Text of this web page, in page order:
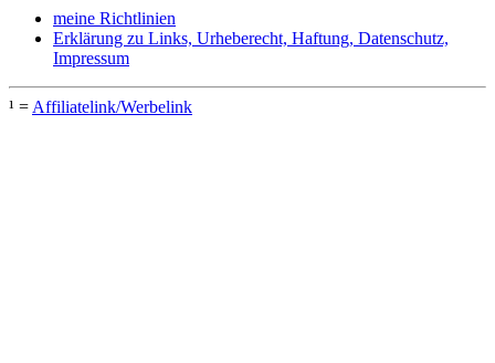
meine Richtlinien
Erklärung zu Links, Urheberecht, Haftung, Datenschutz,
Impressum
¹ = Affiliatelink/Werbelink